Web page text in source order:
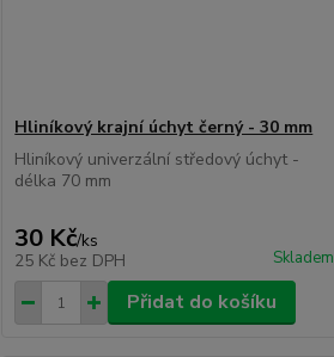
Hliníkový krajní úchyt černý - 30 mm
Hliníkový univerzální středový úchyt -
délka 70 mm
30 Kč/ks
25 Kč bez DPH Skladem
Přidat do košíku